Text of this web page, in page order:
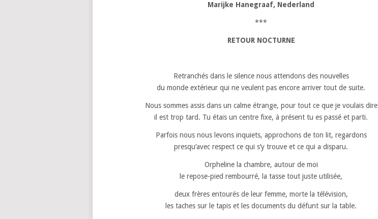
Marijke Hanegraaf, Nederland
***
RETOUR NOCTURNE
Retranchés dans le silence nous attendons des nouvelles
du monde extérieur qui ne veulent pas encore arriver tout de suite.
Nous sommes assis dans un calme étrange, pour tout ce que je voulais dire
il est trop tard. Tu étais un centre fixe, à présent tu es passé et parti.
Parfois nous nous levons inquiets, approchons de ton lit, regardons
presqu’avec respect ce qui s’y trouve et ce qui a disparu.
Orpheline la chambre, autour de moi
le repose-pied rembourré, la tasse tout juste utilisée,
deux frères entourés de leur femme, morte la télévision,
les taches sur le tapis et les documents du défunt sur la table.